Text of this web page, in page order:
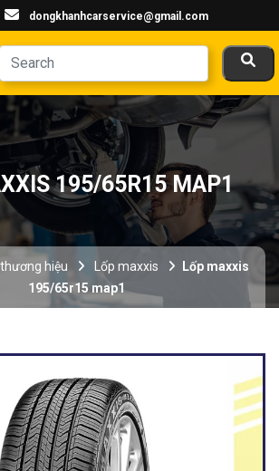
dongkhanhcarservice@gmail.com
195/65R15 MAP1
hiệu Lốp maxxis
Lốp maxxis
195/65r15 map1